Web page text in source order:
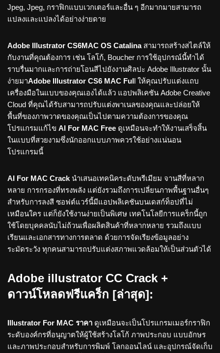
Jpeg, Jpeg, กราฟิกแบบเวกเตอร์และอื่น ๆ อีกมากมายสามารถ
แปลงและแปลงได้อย่างง่ายดาย
Adobe Illustrator CS6MAC OS Catalina สามารถสร้างสไตล์ให้
กับงานที่คุณต้องการ เช่น โลโก้, Boucher การใช้อุปกรณ์นี้ทำได้
ราบรื่นมากและการถ่ายโอนสีไปยังงานศิลปะ Adobe Illustrator นั้น
ง่ายมาAdobe Illustrator CS6 MAC Full ให้คุณปรับแต่งแถบ
เครื่องมือในแบบของคุณเองได้แล้ว แอปพลิเคชัน Adobe Creative
Cloud ที่คุณได้รับสามารถปรับแต่งพาเนลของคุณและปล่อยให้
พื้นที่ของภาพวาดของคุณเป็นไปตามความต้องการของคุณ
โปรแกรมแก้ไข AI For MAC Free ดูเหมือนจะทำให้งานเสร็จสิ้น
ในแบบที่สวยงามซึ่งนักออกแบบภาพควรใช้อย่างแน่นอน
โปรแกรมนี้
AI For MAC Crack นำเสนอเทคนิคระดับพรีเมียม จานสีที่หลาก
หลาย การกรองที่ทรงพลัง แต่ยังรวมถึงการเปลี่ยนภาพพื้นฐานอื่นๆ
สำหรับการลงสี ซอฟต์แวร์นี้มีแอปพลิเคชันบนเดสก์ท็อปที่ไม่
เหมือนใคร แต่ก็ยังใช้งานง่ายเป็นพิเศษ เทคโนโลยีการแคร็กนี้ถูก
ใช้โดยบุคคลนับไม่ถ้วนเพื่อผลิตสินค้าที่หลากหลาย รวมถึงแบบ
เรียนและเอกสารทางการตลาด ด้วยการจัดเรียงข้อมูลอย่าง
ระมัดระวัง ทุกคนสามารถปรับแต่งสภาพแวดล้อมให้เป็นส่วนตัวได้
Adobe illustrator CC Crack +
ดาวน์โหลดฟรีแคร็ก [ล่าสุด]:
Illustrator For MAC ราคา ดูเหมือนจะเป็นโปรแกรมเมอร์กราฟิก
ระดับองค์กรที่อนุญาตให้ผู้ใช้สร้างโลโก้ ภาพประกอบ แบบอักษร
และภาพประกอบสำหรับการพิมพ์ โลกออนไลน์ และอุปกรณ์จัดเก็บ